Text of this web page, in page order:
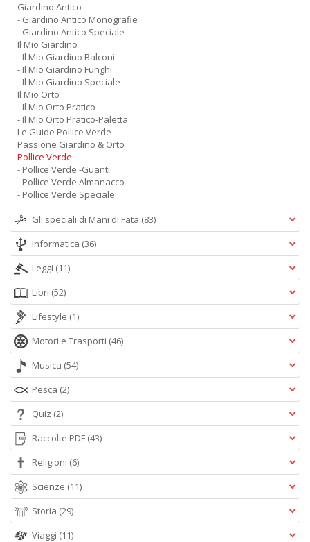
Giardino Antico
- Giardino Antico Monografie
- Giardino Antico Speciale
Il Mio Giardino
- Il Mio Giardino Balconi
- Il Mio Giardino Funghi
- Il Mio Giardino Speciale
Il Mio Orto
- Il Mio Orto Pratico
- Il Mio Orto Pratico-Paletta
Le Guide Pollice Verde
Passione Giardino & Orto
Pollice Verde
- Pollice Verde -Guanti
- Pollice Verde Almanacco
- Pollice Verde Speciale
Gli speciali di Mani di Fata (83)
Informatica (36)
Leggi (11)
Libri (52)
Lifestyle (1)
Motori e Trasporti (46)
Musica (54)
Pesca (2)
Quiz (2)
Raccolte PDF (43)
Religioni (6)
Scienze (11)
Storia (29)
Viaggi (11)